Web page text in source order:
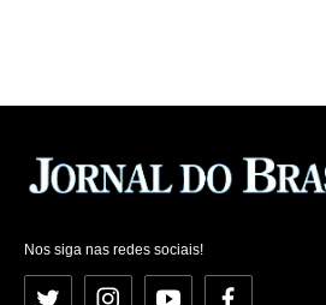
Nos siga nas redes sociais!